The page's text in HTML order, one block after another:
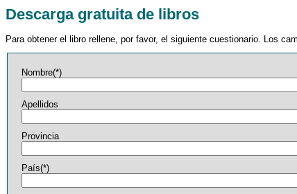
Descarga gratuita de libros
Para obtener el libro rellene, por favor, el siguiente cuestionario. Los
Nombre(*)
Apellidos
Provincia
País(*)